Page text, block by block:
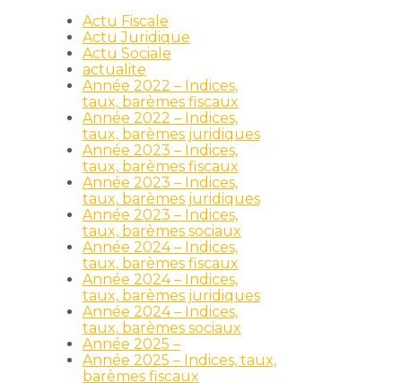
Actu Fiscale
Actu Juridique
Actu Sociale
actualite
Année 2022 – Indices,
taux, barèmes fiscaux
Année 2022 – Indices,
taux, barèmes juridiques
Année 2023 – Indices,
taux, barèmes fiscaux
Année 2023 – Indices,
taux, barèmes juridiques
Année 2023 – Indices,
taux, barèmes sociaux
Année 2024 – Indices,
taux, barèmes fiscaux
Année 2024 – Indices,
taux, barèmes juridiques
Année 2024 – Indices,
taux, barèmes sociaux
Année 2025 –
Année 2025 – Indices, taux,
barèmes fiscaux